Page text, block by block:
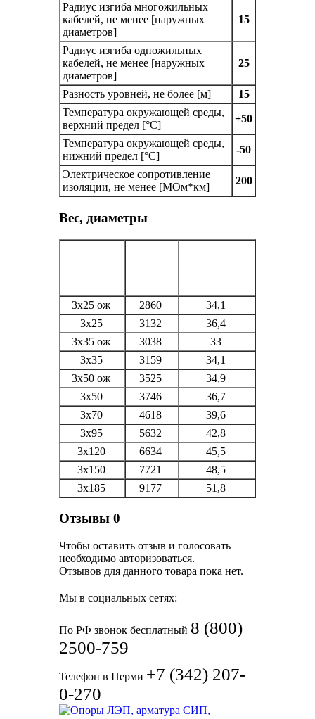
Радиус изгиба многожильных
кабелей, не менее [наружных
диаметров]
15
Радиус изгиба одножильных
кабелей, не менее [наружных
диаметров]
25
Разность уровней, не более [м]
15
Температура окружающей среды,
верхний предел [°C]
+50
Температура окружающей среды,
нижний предел [°C]
-50
Электрическое сопротивление
изоляции, не менее [МОм*км]
200
Вес, диаметры
3х25 ож 2860
34,1
3х25
3132
36,4
3х35 ож
3038
33
3х35
3159
34,1
3х50 ож
3525
34,9
3х50
3746
36,7
3х70
4618
39,6
3х95
5632
42,8
3х120
6634
45,5
3х150
7721
48,5
3х185
9177 51,8
Отзывы 0
Чтобы оcтавить отзыв и голосовать
необходимо авторизоваться.
Отзывов для данного товара пока нет.
Мы в социальных сетях:
По РФ звонок бесплатный 8 (800)
2500-759
Телефон в Перми +7 (342) 207-
0-270